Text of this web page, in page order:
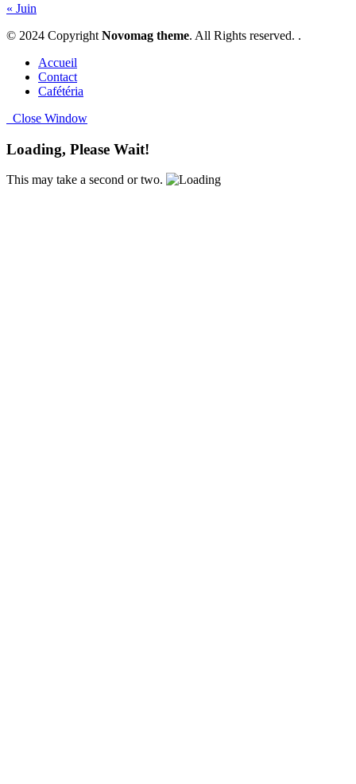
« Juin
© 2024 Copyright Novomag theme. All Rights reserved. .
Accueil
Contact
Cafétéria
Close Window
Loading, Please Wait!
This may take a second or two.